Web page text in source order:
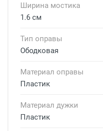
Ширина мостика
1.6 см
Тип оправы
Ободковая
Материал оправы
Пластик
Материал дужки
Пластик